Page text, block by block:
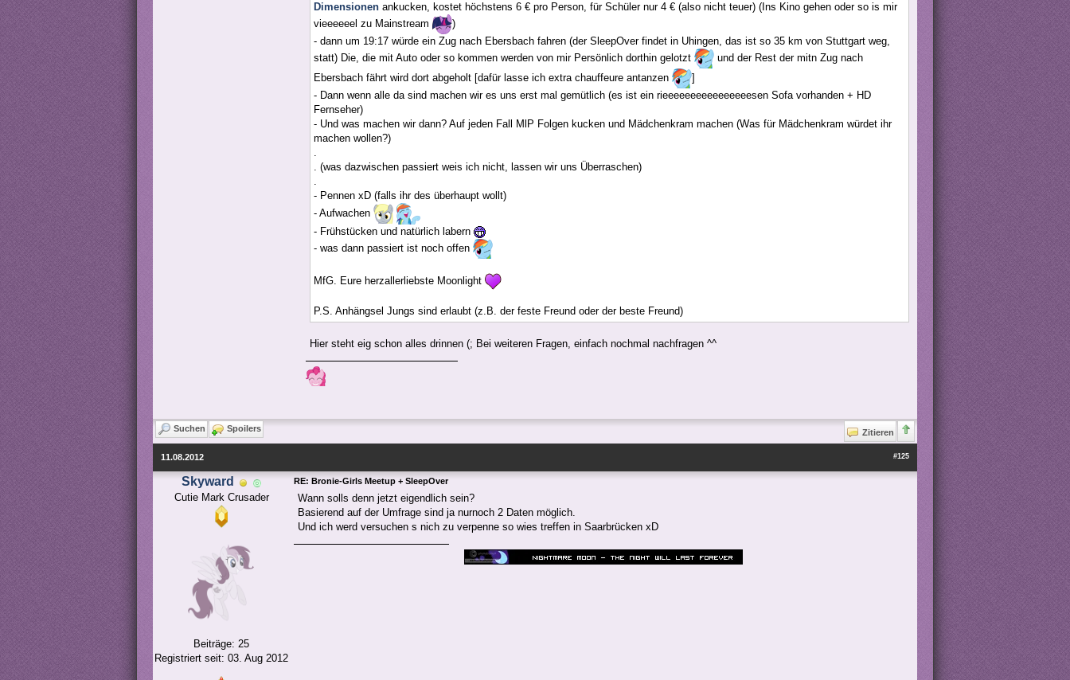
Dimensionen ankucken, kostet höchstens 6 € pro Person, für Schüler nur 4 € (also nicht teuer) (Ins Kino gehen oder so is mir
vieeeeeel zu Mainstream
)
- dann um 19:17 würde ein Zug nach Ebersbach fahren (der SleepOver findet in Uhingen, das ist so 35 km von Stuttgart weg,
statt) Die, die mit Auto oder so kommen werden von mir Persönlich dorthin gelotzt
und der Rest der mitn Zug nach
Ebersbach fährt wird dort abgeholt [dafür lasse ich extra chauffeure antanzen
]
- Dann wenn alle da sind machen wir es uns erst mal gemütlich (es ist ein rieeeeeeeeeeeeeeeesen Sofa vorhanden + HD
Fernseher)
- Und was machen wir dann? Auf jeden Fall MlP Folgen kucken und Mädchenkram machen (Was für Mädchenkram würdet ihr
machen wollen?)
.
. (was dazwischen passiert weis ich nicht, lassen wir uns Überraschen)
.
- Pennen xD (falls ihr des überhaupt wollt)
- Aufwachen
- Frühstücken und natürlich labern
- was dann passiert ist noch offen
MfG. Eure herzallerliebste Moonlight
P.S. Anhängsel Jungs sind erlaubt (z.B. der feste Freund oder der beste Freund)
Hier steht eig schon alles drinnen (; Bei weiteren Fragen, einfach nochmal nachfragen ^^
Suchen Spoilers Zitieren
#125
11.08.2012
Skyward
Cutie Mark Crusader
Beiträge: 25
Registriert seit: 03. Aug 2012
RE: Bronie-Girls Meetup + SleepOver
Wann solls denn jetzt eigendlich sein?
Basierend auf der Umfrage sind ja nurnoch 2 Daten möglich.
Und ich werd versuchen s nich zu verpenne so wies treffen in Saarbrücken xD